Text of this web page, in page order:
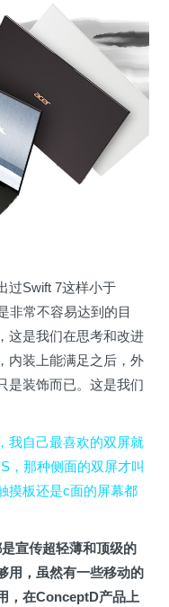
过Swift 7这样小于
非常不容易达到的目
这是我们在思考和改进
内装上能满足之后，外
是装饰而已。这是我们
我自己最喜欢的双屏就
，那种侧面的双屏才叫
摸板还是c面的屏幕都
宣传超轻薄和顶级的
用，虽然有一些移动的
，在ConceptD产品上